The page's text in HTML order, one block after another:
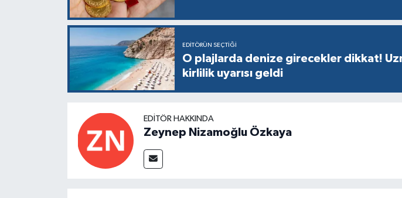
EDITÖRÜN SEÇTIĞI
O plajlarda denize girecekler dikkat!
kirlilik uyarısı geldi
EDITÖR HAKKINDA
Zeynep Nizamoğlu Özkaya